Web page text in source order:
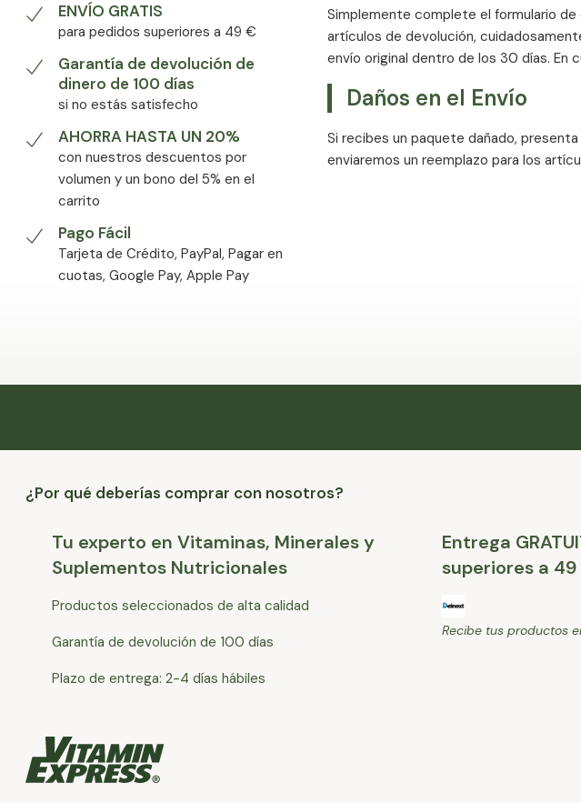
ENVÍO GRATIS
para pedidos superiores a 49 €
Garantía de devolución de
dinero de 100 días
si no estás satisfecho
AHORRA HASTA UN 20%
con nuestros descuentos por
volumen y un bono del 5% en el
carrito
Pago Fácil
Tarjeta de Crédito, PayPal, Pagar en
cuotas, Google Pay, Apple Pay
Simplemente complete el formulario
artículos de devolución,
envío original dentro de los 30 días. En
Daños en el Envío
Si recibes un paquete dañado,
enviaremos un reemplazo para los
¿Por qué deberías comprar con nosotros?
Tu experto en Vitaminas, Minerales y
Suplementos Nutricionales
Productos seleccionados de alta calidad
Garantía de devolución de 100 días
Plazo de entrega: 2-4 días hábiles
Entrega
superiores a
Recibe tus productos